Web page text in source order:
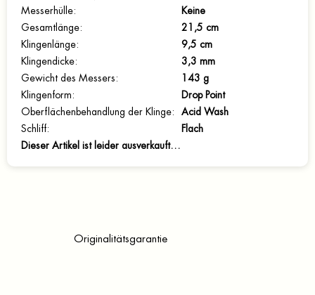
Messerhülle:
Keine
Gesamtlänge:
21,5 cm
Klingenlänge:
9,5 cm
Klingendicke:
3,3 mm
Gewicht des Messers :
143 g
Klingenform :
Drop Point
Oberflächenbehandlung der Klinge:
Acid Wash
Schliff:
Flach
Dieser Artikel ist leider ausverkauft…
Originalitätsgarantie